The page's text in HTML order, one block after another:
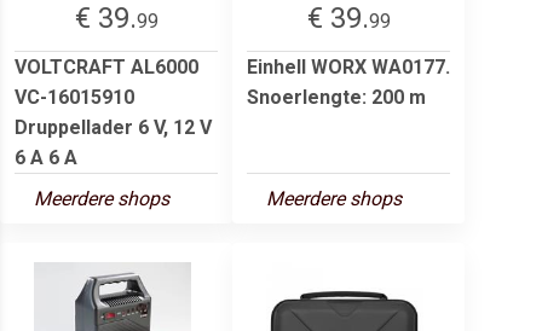
€ 39.99
VOLTCRAFT AL6000
VC-16015910
Druppellader 6 V, 12 V
6 A 6 A
Meerdere shops
€ 39.99
Einhell WORX WA0177.
Snoerlengte: 200 m
Meerdere shops